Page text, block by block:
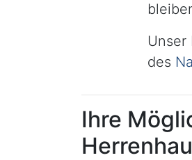
des
Ihre